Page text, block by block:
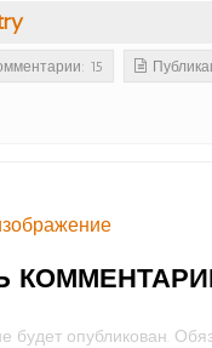
15
будет опубликован.